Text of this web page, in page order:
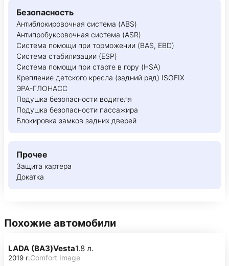
Безопасность
Антиблокировочная система (ABS)
Антипробуксовочная система (ASR)
Система помощи при торможении (BAS, EBD)
Система стабилизации (ESP)
Система помощи при старте в гору (HSA)
Крепление детского кресла (задний ряд) ISOFIX
ЭРА-ГЛОНАСС
Подушка безопасности водителя
Подушка безопасности пассажира
Блокировка замков задних дверей
Прочее
Защита картера
Докатка
Похожие автомобили
LADA (ВАЗ)Vesta1.8 л.
2019 г.Comfort Image